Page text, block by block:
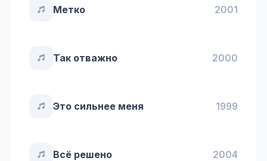
Метко 2001
Так отважно 2000
Это сильнее меня 1999
Всё решено 2004